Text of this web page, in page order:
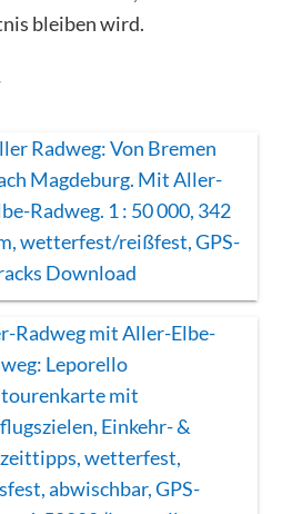
bleiben wird.
Radweg: Von Bremen
Magdeburg. Mit Aller-
Radweg. 1 : 50 000, 342
wetterfest/reißfest, GPS-
Download
Radweg mit Aller-Elbe-
Leporello
mit
Einkehr- &
wetterfest,
abwischbar, GPS-